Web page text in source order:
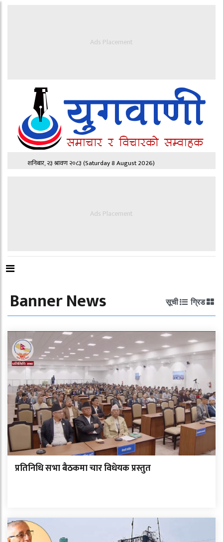
Ads Placement
शनिबार, २३ श्रावण २०८३(Saturday 8 August 2026)
Ads Placement
Banner News सूची ग्रिड
प्रतिनिधि सभा बैठकमा चार विधेयक प्रस्तुत